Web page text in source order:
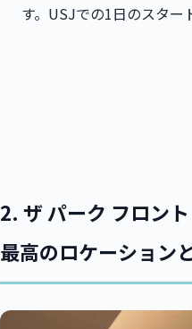
す。USJでの1日のスター
2. ザ パーク フロン
最高のロケーション